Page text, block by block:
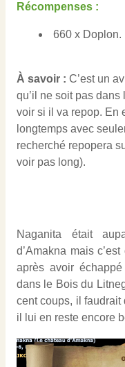
Récompenses :
660 x Doplon.
À savoir : C’est un
qu’il ne soit pas
voir si il va repop. En
longtemps avec
recherché repopera
voir pas long).
Naganita était
d’Amakna mais
après avoir
dans le Bois du
cent coups, il faudrait
il lui en reste encore